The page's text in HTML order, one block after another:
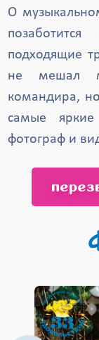
О
подходящие
не мешал
командира,
самые
фотограф и